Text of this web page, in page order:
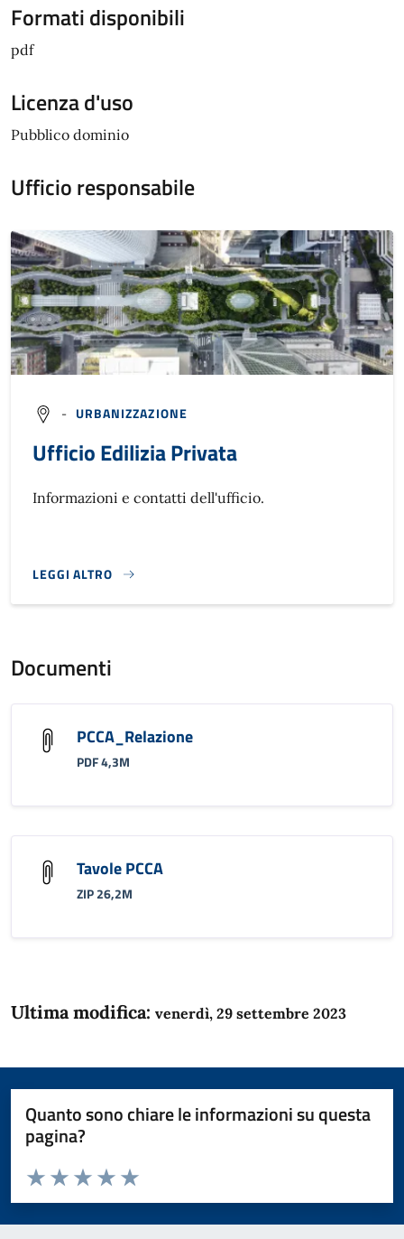
Formati disponibili
pdf
Licenza d'uso
Pubblico dominio
Ufficio responsabile
- URBANIZZAZIONE
Ufficio Edilizia Privata
Informazioni e contatti dell'ufficio.
LEGGI ALTRO
}
Documenti
PCCA_Relazione
PDF 4,3M
Tavole PCCA
ZIP 26,2M
Ultima modifica: venerdì, 29 settembre 2023
Quanto sono chiare le informazioni su questa
pagina?
Domanda
Valuta da 1 a 5 stelle la pagina
Valuta 5 stelle su 5
Valuta 4 stelle su 5
Valuta 3 stelle su 5
Valuta 2 stelle su 5
Valuta 1 stelle su 5